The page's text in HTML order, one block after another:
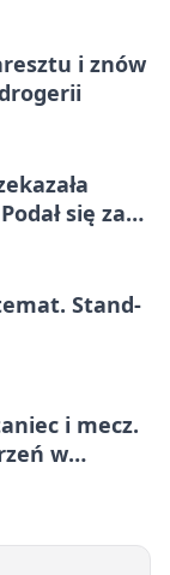
i znów
się za
Stand-
i mecz.
w